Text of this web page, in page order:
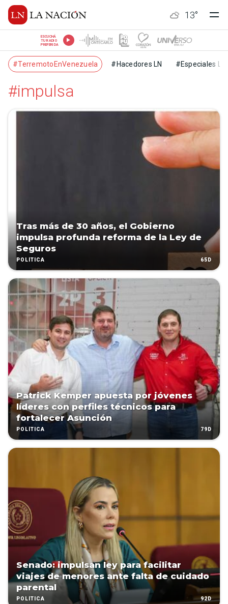
13°
ESCUCHÁ
TU RADIO
PREFERIDA
#TerremotoEnVenezuela #Hacedores LN #Especiales LN
#impulsa
Tras más de 30 años, el Gobierno
impulsa profunda reforma de la Ley de
Seguros
POLÍTICA 65D
Patrick Kemper apuesta por jóvenes
líderes con perfiles técnicos para
fortalecer Asunción
POLÍTICA 79D
Senado: impulsan ley para facilitar
viajes de menores ante falta de cuidado
parental
POLÍTICA 92D